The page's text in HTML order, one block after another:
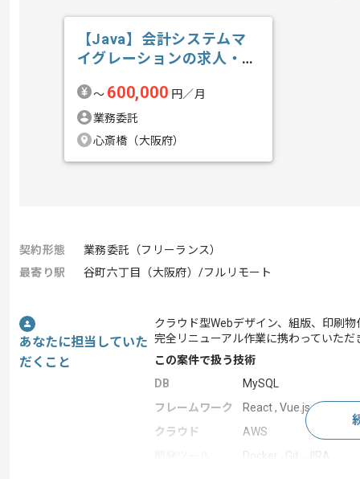
【Java】会計システムマ
イグレーションの求人・案
〜 600,000 円／月
業務委託
心斎橋（大阪府）
契約形態
業務委託（フリーランス）
最寄り駅
谷町六丁目（大阪府）/フルリモート
あなたに担当していた
だくこと
クラウド型Webデザイン、組版、印刷
完全リニューアル作業に携わっていただ
この案件で扱う技術
DB
MySQL
フレームワーク
React , Vue.js
クラウド
AWS
Docker , Git , JIRA